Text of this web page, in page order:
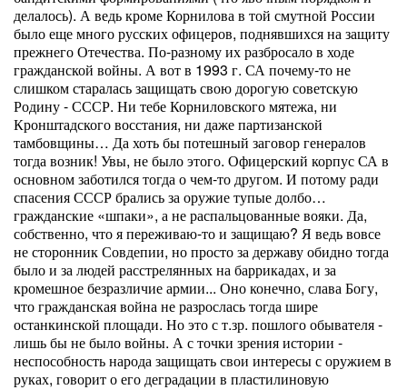
делалось). А ведь кроме Корнилова в той смутной России
было еще много русских офицеров, поднявшихся на защиту
прежнего Отечества. По-разному их разбросало в ходе
гражданской войны. А вот в 1993 г. СА почему-то не
слишком старалась защищать свою дорогую советскую
Родину - СССР. Ни тебе Корниловского мятежа, ни
Кронштадского восстания, ни даже партизанской
тамбовщины… Да хоть бы потешный заговор генералов
тогда возник! Увы, не было этого. Офицерский корпус СА в
основном заботился тогда о чем-то другом. И потому ради
спасения СССР брались за оружие тупые долбо…
гражданские «шпаки», а не распальцованные вояки. Да,
собственно, что я переживаю-то и защищаю? Я ведь вовсе
не сторонник Совдепии, но просто за державу обидно тогда
было и за людей расстрелянных на баррикадах, и за
кромешное безразличие армии... Оно конечно, слава Богу,
что гражданская война не разрослась тогда шире
останкинской площади. Но это с т.зр. пошлого обывателя -
лишь бы не было войны. А с точки зрения истории -
неспособность народа защищать свои интересы с оружием в
руках, говорит о его деградации в пластилиновую